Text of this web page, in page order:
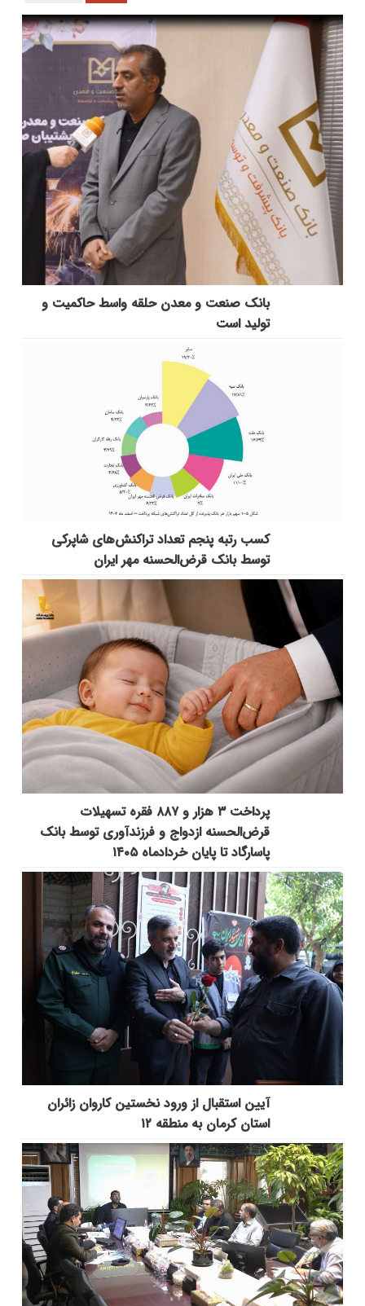
بانك صنعت و معدن حلقه واسط حاكمیت و
تولید است
کسب رتبه پنجم تعداد تراکنش‌های شاپرکی
توسط بانک قرض‌الحسنه مهر ایران
پرداخت ۳ هزار و ۸۸۷ فقره تسهیلات
قرض‌الحسنه ازدواج و فرزندآوری توسط بانک
پاسارگاد تا پایان خردادماه ۱۴۰۵
آیین استقبال از ورود نخستین کاروان زائران
استان کرمان به منطقه ۱۲